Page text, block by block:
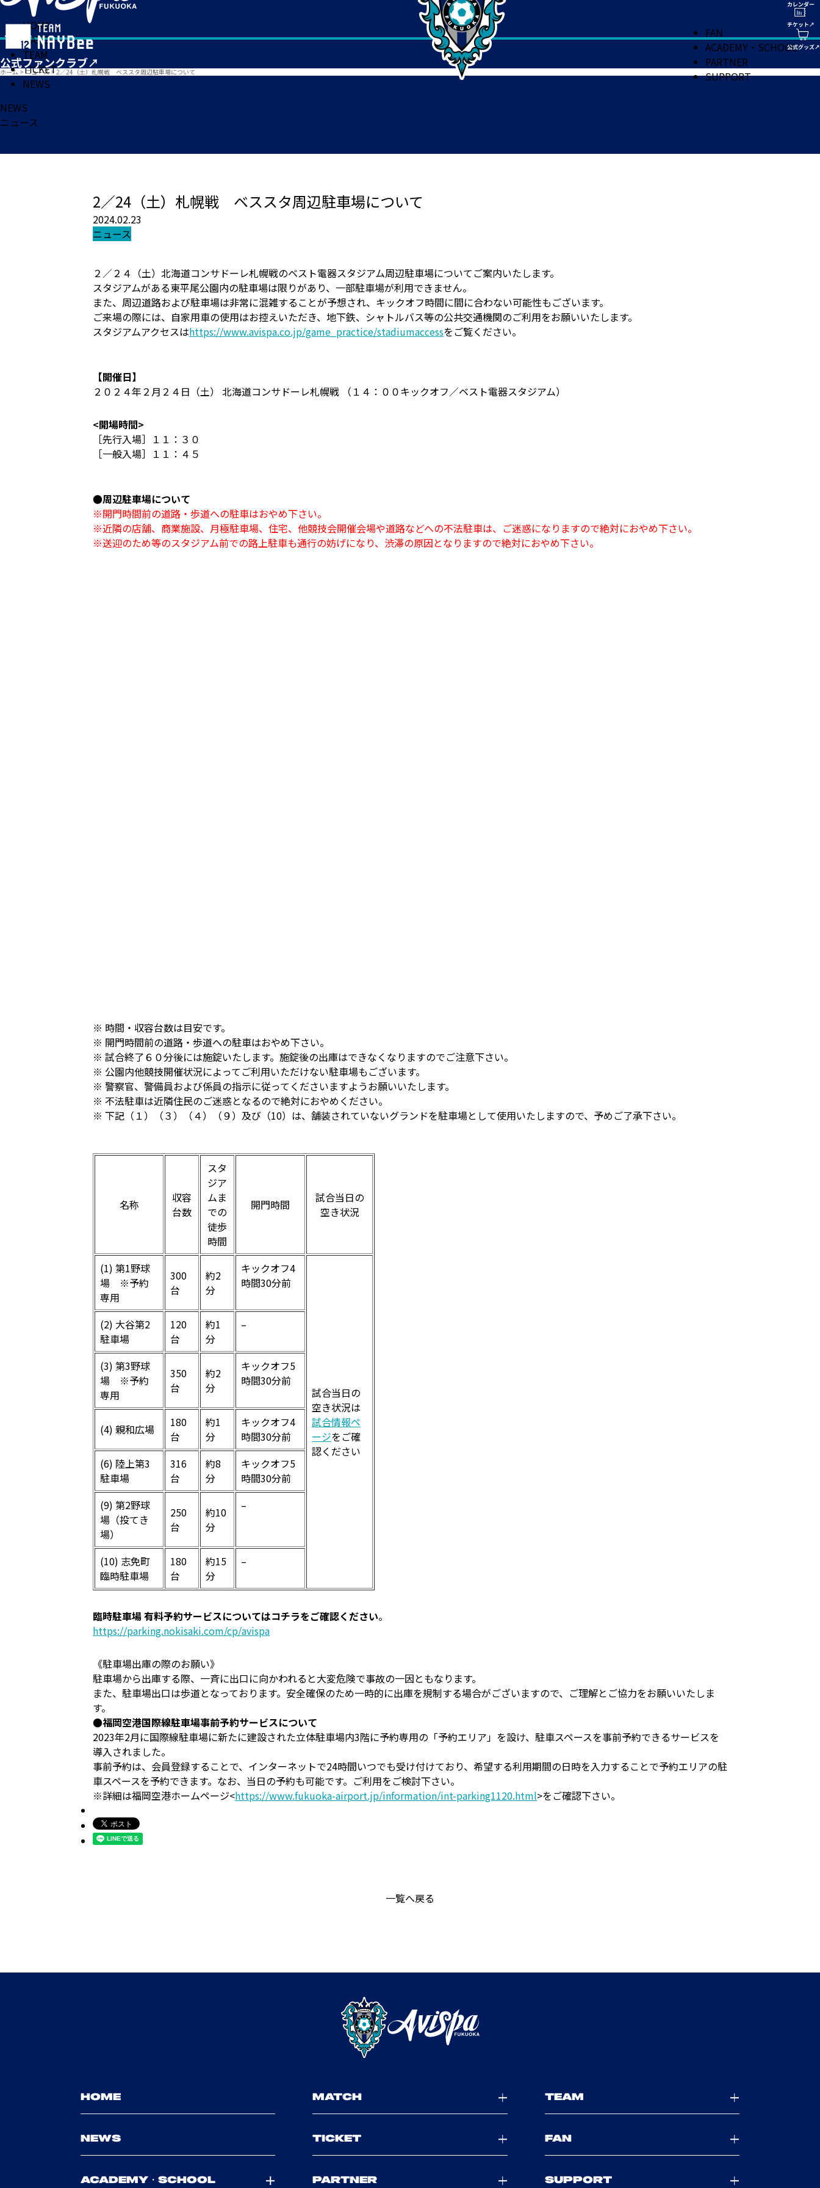
HOME
MATCH
TEAM
TICKET
NEWS
FAN
ACADEMY・SCHOOL
PARTNER
SUPPORT
ホーム > ニュース> 2／24（土）札幌戦 ベススタ周辺駐車場について
NEWS
ニュース
2／24（土）札幌戦 ベススタ周辺駐車場について
2024.02.23
ニュース
２／２４（土）北海道コンサドーレ札幌戦のベスト電器スタジアム周辺駐車場についてご案内いたします。
スタジアムがある東平尾公園内の駐車場は限りがあり、一部駐車場が利用できません。
また、周辺道路および駐車場は非常に混雑することが予想され、キックオフ時間に間に合わない可能性もございます。
ご来場の際には、自家用車の使用はお控えいただき、地下鉄、シャトルバス等の公共交通機関のご利用をお願いいたします。
スタジアムアクセスはhttps://www.avispa.co.jp/game_practice/stadiumaccessをご覧ください。
【開催日】
２０２４年２月２４日（土） 北海道コンサドーレ札幌戦 （１４：００キックオフ／ベスト電器スタジアム）
<開場時間>
［先行入場］１１：３０
［一般入場］１１：４５
●周辺駐車場について
※開門時間前の道路・歩道への駐車はおやめ下さい。
※近隣の店舗、商業施設、月極駐車場、住宅、他競技会開催会場や道路などへの不法駐車は、ご迷惑になりますので絶対におやめ下さい。
※送迎のため等のスタジアム前での路上駐車も通行の妨げになり、渋滞の原因となりますので絶対におやめ下さい。
※ 時間・収容台数は目安です。
※ 開門時間前の道路・歩道への駐車はおやめ下さい。
※ 試合終了６０分後には施錠いたします。施錠後の出庫はできなくなりますのでご注意下さい。
※ 公園内他競技開催状況によってご利用いただけない駐車場もございます。
※ 警察官、警備員および係員の指示に従ってくださいますようお願いいたします。
※ 不法駐車は近隣住民のご迷惑となるので絶対におやめください。
※ 下記（１）（３）（４）（９）及び（10）は、舗装されていないグランドを駐車場として使用いたしますので、予めご了承下さい。
名称
収容
台数
スタ
ジア
ムま
での
徒歩
時間
開門時間
試合当日の
空き状況
(1) 第1野球
場 ※予約
専用
300
台
約2
分
キックオフ4
時間30分前
試合当日の
空き状況は
試合情報ペ
ージをご確
認ください
(2) 大谷第2
駐車場
120
台
約1
分
–
(3) 第3野球
場 ※予約
専用
350
台
約2
分
キックオフ5
時間30分前
(4) 親和広場
180
台
約1
分
キックオフ4
時間30分前
(6) 陸上第3
駐車場
316
台
約8
分
キックオフ5
時間30分前
(9) 第2野球
場（投てき
場）
250
台
約10
分
–
(10) 志免町
臨時駐車場
180
台
約15
分
–
臨時駐車場 有料予約サービスについてはコチラをご確認ください。
https://parking.nokisaki.com/cp/avispa
《駐車場出庫の際のお願い》
駐車場から出庫する際、一斉に出口に向かわれると大変危険で事故の一因ともなります。
また、駐車場出口は歩道となっております。安全確保のため一時的に出庫を規制する場合がございますので、ご理解とご協力をお願いいたしま
す。
●福岡空港国際線駐車場事前予約サービスについて
2023年2月に国際線駐車場に新たに建設された立体駐車場内3階に予約専用の「予約エリア」を設け、駐車スペースを事前予約できるサービスを
導入されました。
事前予約は、会員登録することで、インターネットで24時間いつでも受け付けており、希望する利用期間の日時を入力することで予約エリアの駐
車スペースを予約できます。なお、当日の予約も可能です。ご利用をご検討下さい。
※詳細は福岡空港ホームページ<https://www.fukuoka-airport.jp/information/int-parking1120.html>をご確認下さい。
一覧へ戻る
HOME MATCH TEAM
NEWS TICKET FAN
ACADEMY・SCHOOL PARTNER SUPPORT